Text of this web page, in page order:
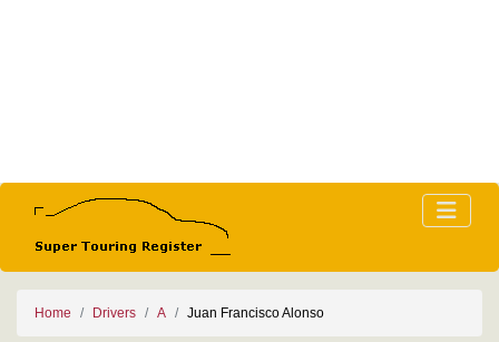
Home Drivers A Juan Francisco Alonso